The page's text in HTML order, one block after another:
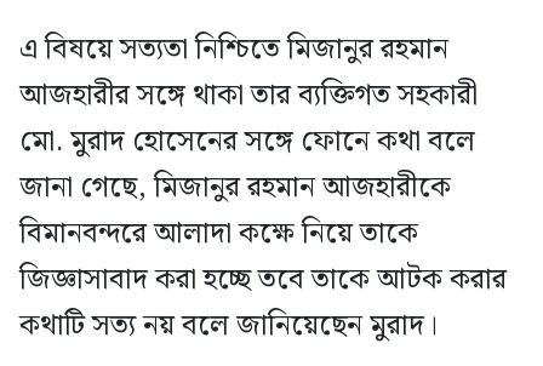
এ বিষয়ে সত্যতা নিশ্চিতে মিজানুর রহমান
আজহারীর সঙ্গে থাকা তার ব্যক্তিগত সহকারী
মো. মুরাদ হোসেনের সঙ্গে ফোনে কথা বলে
জানা গেছে, মিজানুর রহমান আজহারীকে
বিমানবন্দরে আলাদা কক্ষে নিয়ে তাকে
জিজ্ঞাসাবাদ করা হচ্ছে তবে তাকে আটক করার
কথাটি সত্য নয় বলে জানিয়েছেন মুরাদ।